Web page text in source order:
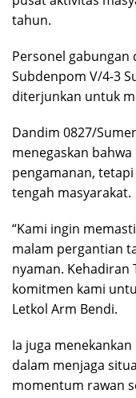
tahun.
Personel gabungan
Subdenpom V/4-3
diterjunkan untuk
Dandim 0827/
menegaskan
pengamanan,
tengah masyarakat.
“Kami ingin
malam pergantian
nyaman. Kehadiran
komitmen kami
Letkol Arm Bendi.
Ia juga
dalam menjaga
momentum rawan